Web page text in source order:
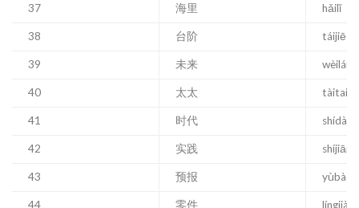
37 海里 hǎilǐ
38 台阶 táijiē
39 未来 wèilái
40 太太 tàitai
41 时代 shídài
42 实践 shíjiān
43 预报 yùbào
44 零件 língjiàn